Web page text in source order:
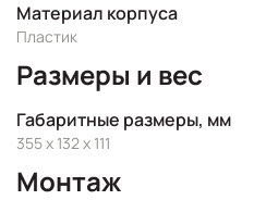
Материал корпуса
Пластик
Размеры и вес
Габаритные размеры, мм
355 x 132 x 111
Монтаж